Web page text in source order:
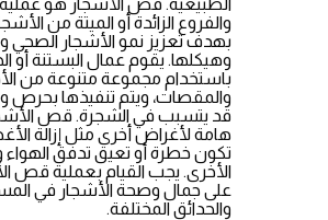
الطبيعية. قص الأشجار هو عملية
والفروع الزائدة أو الميتة من
بهدف تعزيز نمو الأشجار
وهيكلها. يقوم عمال البستنة أو
باستخدام مجموعة متنوعة من
والمقصات، ويتم تنفيذها بحرص
قد يتسبب في الشجرة. قص
هامة لأغراض أخرى مثل إزالة
تكون خطرة أو تعيق تدفق الهواء
الأخرى. يجب القيام بعملية قص
على جمال وصحة الأشجار في
والحدائق المختلفة.